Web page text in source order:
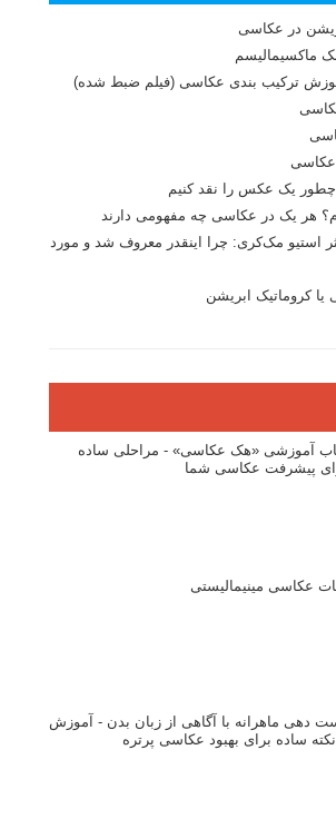
در عکاسی
آموزش ترکیب بندی عکاسی (فیلم ضبط شده)
عکاسی
یک عکس را نقد کنیم
هر یک در عکاسی چه مفهومی دارند
استیو مک‌کری: چرا اینقدر معروف شد و مورد
کروماتیک ابریشن
آموزشی «هک عکاسی» - مراحلی ساده
پیشرفت عکاسی شما
عکاسی مینیمالیستی
دهی ماهرانه با آگاهی از زبان بدن - آموزش